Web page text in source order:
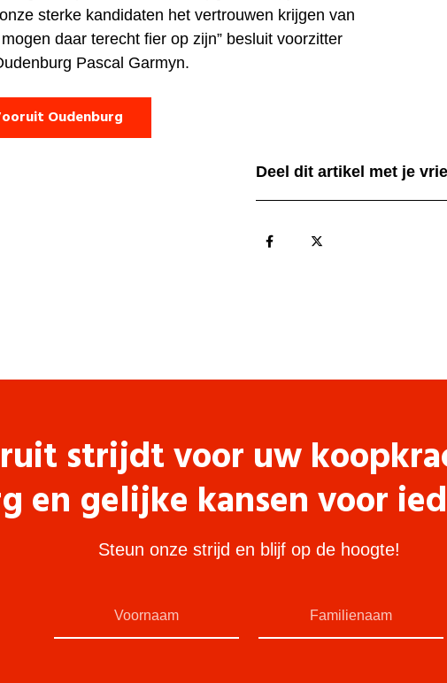
sterke kandidaten het vertrouwen krijgen van
daar terecht fier op zijn” besluit voorzitter
Pascal Garmyn.
Oudenburg
Deel dit artikel met je
strijdt voor uw
en gelijke kansen voor
Steun onze strijd en blijf op de hoogte!